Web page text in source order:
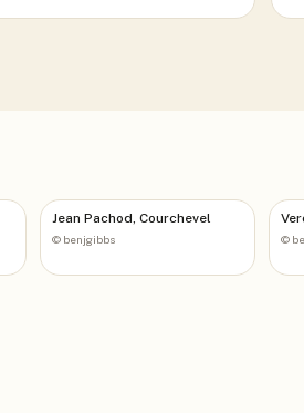
Jean Pachod, Courchevel
© benjgibbs ©